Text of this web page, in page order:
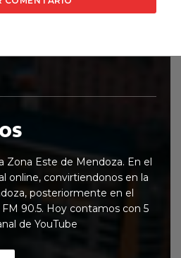
Zona Este de Mendoza. En el
online, convirtiendonos en la
posteriormente en el
90.5. Hoy contamos con 5
de YouTube